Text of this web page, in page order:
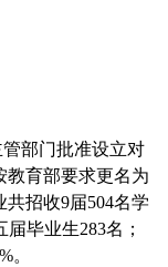
部门批准设立对
教育部要求更名为
共招收9届504名学
届毕业生283名；
。